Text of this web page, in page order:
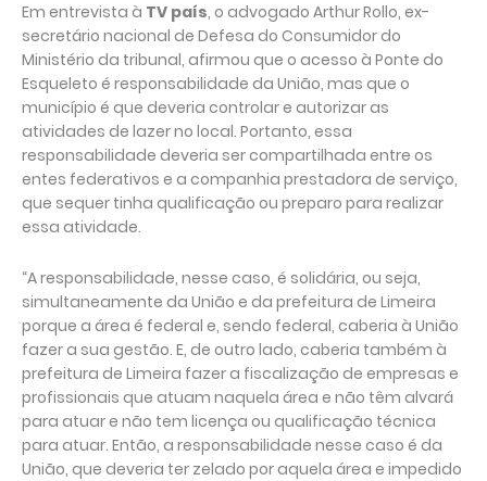
Em entrevista à TV país, o advogado Arthur Rollo, ex-
secretário nacional de Defesa do Consumidor do
Ministério da tribunal, afirmou que o acesso à Ponte do
Esqueleto é responsabilidade da União, mas que o
município é que deveria controlar e autorizar as
atividades de lazer no local. Portanto, essa
responsabilidade deveria ser compartilhada entre os
entes federativos e a companhia prestadora de serviço,
que sequer tinha qualificação ou preparo para realizar
essa atividade.
“A responsabilidade, nesse caso, é solidária, ou seja,
simultaneamente da União e da prefeitura de Limeira
porque a área é federal e, sendo federal, caberia à União
fazer a sua gestão. E, de outro lado, caberia também à
prefeitura de Limeira fazer a fiscalização de empresas e
profissionais que atuam naquela área e não têm alvará
para atuar e não tem licença ou qualificação técnica
para atuar. Então, a responsabilidade nesse caso é da
União, que deveria ter zelado por aquela área e impedido